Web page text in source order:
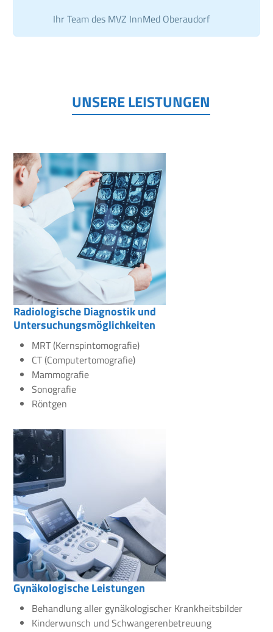
Ihr Team des MVZ InnMed Oberaudorf
UNSERE LEISTUNGEN
Radiologische Diagnostik und
Untersuchungsmöglichkeiten
MRT (Kernspintomografie)
CT (Computertomografie)
Mammografie
Sonografie
Röntgen
Gynäkologische Leistungen
Behandlung aller gynäkologischer Krankheitsbilder
Kinderwunsch und Schwangerenbetreuung